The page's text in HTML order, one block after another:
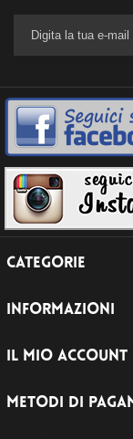
CATEGORIE
INFORMAZIONI
IL MIO ACCOUNT
METODI DI